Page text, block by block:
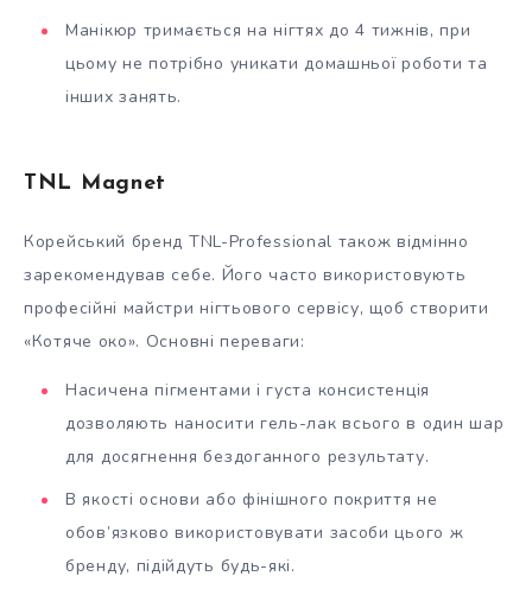
Манікюр тримається на нігтях до 4 тижнів, при
цьому не потрібно уникати домашньої роботи та
інших занять.
TNL Magnet
Корейський бренд TNL-Professional також відмінно
зарекомендував себе. Його часто використовують
професійні майстри нігтьового сервісу, щоб створити
«Котяче око». Основні переваги:
Насичена пігментами і густа консистенція
дозволяють наносити гель-лак всього в один шар
для досягнення бездоганного результату.
В якості основи або фінішного покриття не
обов’язково використовувати засоби цього ж
бренду, підійдуть будь-які.